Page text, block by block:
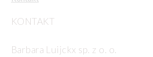
KONTAKT
Barbara Luijckx sp. z o. o.